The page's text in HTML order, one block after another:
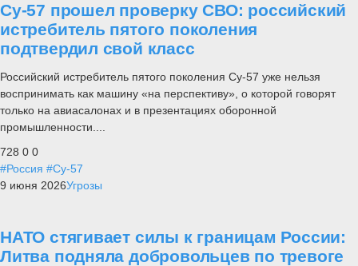
Су-57 прошел проверку СВО: российский
истребитель пятого поколения
подтвердил свой класс
Российский истребитель пятого поколения Су-57 уже нельзя
воспринимать как машину «на перспективу», о которой говорят
только на авиасалонах и в презентациях оборонной
промышленности....
728 0 0
#Россия #Су-57
9 июня 2026Угрозы
НАТО стягивает силы к границам России:
Литва подняла добровольцев по тревоге